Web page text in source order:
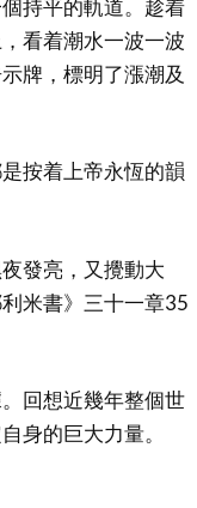
持平的軌道。趁着
看着潮水一波一波
牌，標明了漲潮及
按着上帝永恆的韻
發亮，又攪動大
米書》三十一章35
回想近幾年整個世
身的巨大力量。